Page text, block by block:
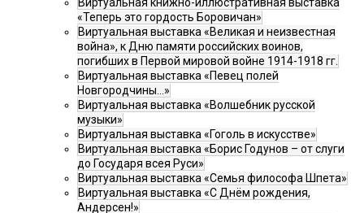
Виртуальная книжно-иллюстративная выставка
«Теперь это гордость Боровичан»
Виртуальная выставка «Великая и неизвестная
война», к Дню памяти российских воинов,
погибших в Первой мировой войне 1914-1918 гг.
Виртуальная выставка «Певец полей
Новгородчины…»
Виртуальная выставка «Волшебник русской
музыки»
Виртуальная выставка «Гоголь в искусстве»
Виртуальная выставка «Борис Годунов – от слуги
до Государя всея Руси»
Виртуальная выставка «Семья философа Шпета»
Виртуальная выставка «С Днём рождения,
Андерсен!»